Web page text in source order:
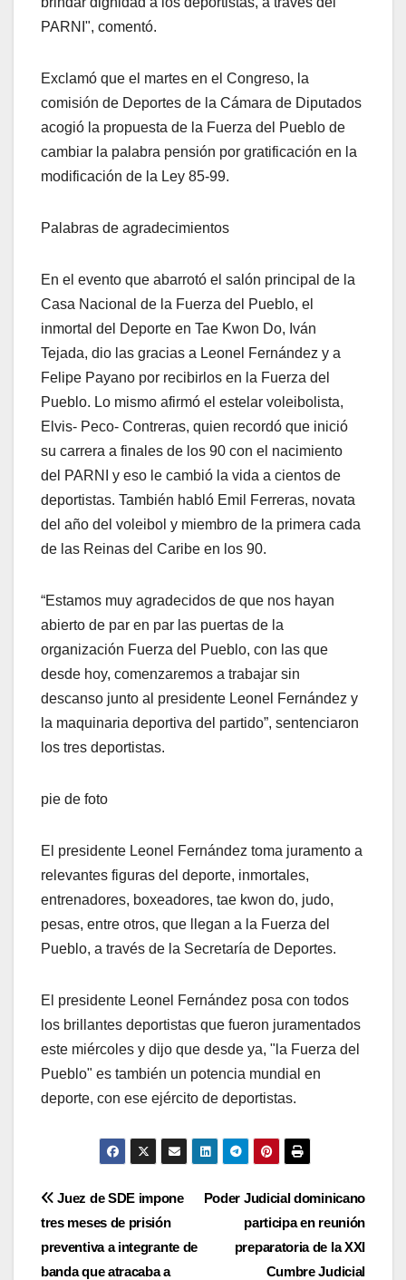
PARNI", comentó.
Exclamó que el martes en el Congreso, la
comisión de Deportes de la Cámara de Diputados
acogió la propuesta de la Fuerza del Pueblo de
cambiar la palabra pensión por gratificación en la
modificación de la Ley 85-99.
Palabras de agradecimientos
En el evento que abarrotó el salón principal de la
Casa Nacional de la Fuerza del Pueblo, el
inmortal del Deporte en Tae Kwon Do, Iván
Tejada, dio las gracias a Leonel Fernández y a
Felipe Payano por recibirlos en la Fuerza del
Pueblo. Lo mismo afirmó el estelar voleibolista,
Elvis- Peco- Contreras, quien recordó que inició
su carrera a finales de los 90 con el nacimiento
del PARNI y eso le cambió la vida a cientos de
deportistas. También habló Emil Ferreras, novata
del año del voleibol y miembro de la primera cada
de las Reinas del Caribe en los 90.
“Estamos muy agradecidos de que nos hayan
abierto de par en par las puertas de la
organización Fuerza del Pueblo, con las que
desde hoy, comenzaremos a trabajar sin
descanso junto al presidente Leonel Fernández y
la maquinaria deportiva del partido”, sentenciaron
los tres deportistas.
pie de foto
El presidente Leonel Fernández toma juramento a
relevantes figuras del deporte, inmortales,
entrenadores, boxeadores, tae kwon do, judo,
pesas, entre otros, que llegan a la Fuerza del
Pueblo, a través de la Secretaría de Deportes.
El presidente Leonel Fernández posa con todos
los brillantes deportistas que fueron juramentados
este miércoles y dijo que desde ya, "la Fuerza del
Pueblo" es también un potencia mundial en
deporte, con ese ejército de deportistas.
Navegación
de
Poder Judicial dominicano
participa en reunión
preparatoria de la XXI
Cumbre Judicial
Juez de SDE impone
tres meses de prisión
preventiva a integrante de
banda que atracaba a